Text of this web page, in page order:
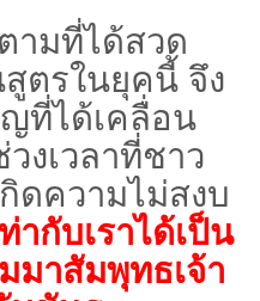
มที่ได้สวด
ตรในยุคนี้ จึง
ที่ได้เคลื่อน
งเวลาที่ชาว
ดความไม่สงบ
ากับเราได้เป็น
มาสัมพุทธเจ้า